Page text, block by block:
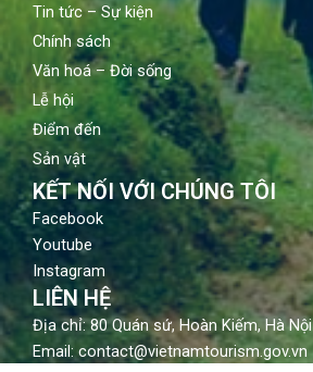
Tin tức – Sự kiện
Chính sách
Văn hoá – Đời sống
Lễ hội
Điểm đến
Sản vật
KẾT NỐI VỚI CHÚNG TÔI
Facebook
Youtube
Instagram
LIÊN HỆ
Địa chỉ: 80 Quán sứ, Hoàn Kiếm, Hà Nội
Email: contact@vietnamtourism.gov.vn